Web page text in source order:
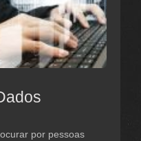
por pessoas